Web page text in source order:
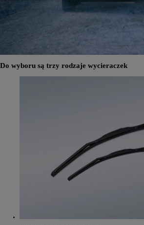
Do wyboru są trzy rodzaje wycieraczek